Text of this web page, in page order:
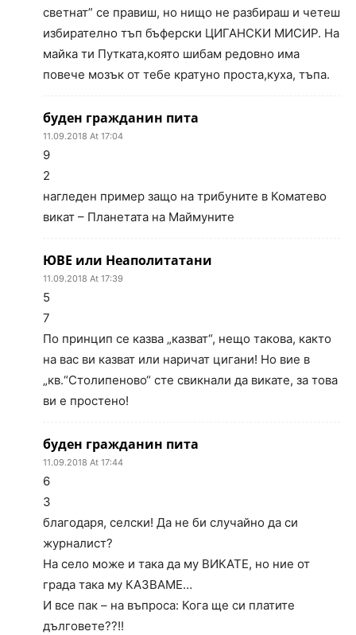
светнат” се правиш, но нищо не разбираш и четеш
избирателно тъп бъферски ЦИГАНСКИ МИСИР. На
майка ти Путката,която шибам редовно има
повече мозък от тебе кратуно проста,куха, тъпа.
буден гражданин пита
11.09.2018 At 17:04
9
2
нагледен пример защо на трибуните в Коматево
викат – Планетата на Маймуните
ЮВЕ или Неаполитатани
11.09.2018 At 17:39
5
7
По принцип се казва „казват“, нещо такова, както
на вас ви казват или наричат цигани! Но вие в
„кв.“Столипеново“ сте свикнали да викате, за това
ви е простено!
буден гражданин пита
11.09.2018 At 17:44
6
3
благодаря, селски! Да не би случайно да си
журналист?
На село може и така да му ВИКАТЕ, но ние от
града така му КАЗВАМЕ…
И все пак – на въпроса: Кога ще си платите
дълговете??!!